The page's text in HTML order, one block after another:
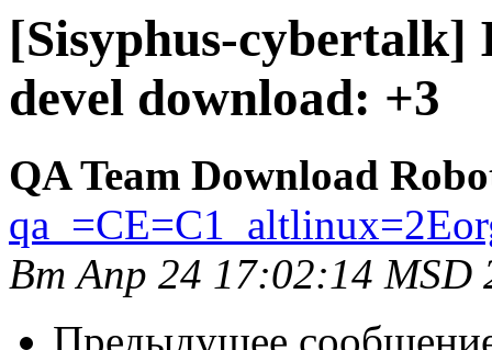
[Sisyphus-cybertalk]
devel download: +3
QA Team Download
Вт Апр 24 17:02:14 MSD